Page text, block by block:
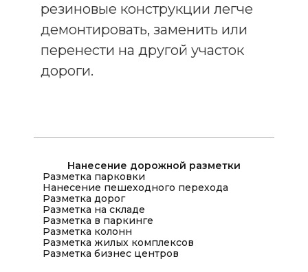
резиновые конструкции легче
демонтировать, заменить или
перенести на другой участок
дороги.
Нанесение дорожной разметки
Разметка парковки
Нанесение пешеходного перехода
Разметка дорог
Разметка на складе
Разметка в паркинге
Разметка колонн
Разметка жилых комплексов
Разметка бизнес центров